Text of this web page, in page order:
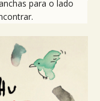
para o lado